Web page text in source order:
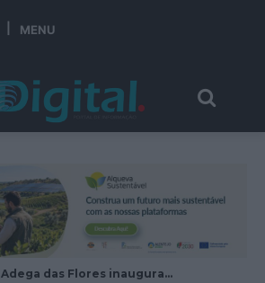
MENU
Adega das Flores inaugura...